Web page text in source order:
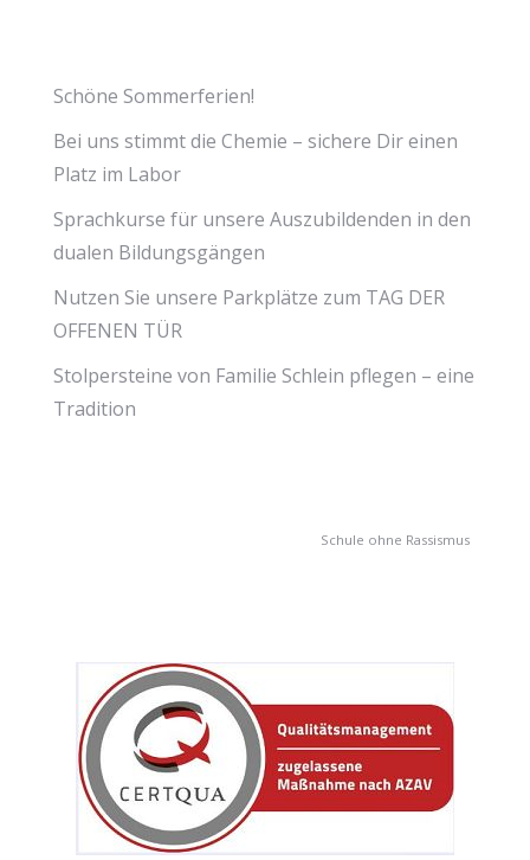
Schöne Sommerferien!
Bei uns stimmt die Chemie – sichere Dir einen
Platz im Labor
Sprachkurse für unsere Auszubildenden in den
dualen Bildungsgängen
Nutzen Sie unsere Parkplätze zum TAG DER
OFFENEN TÜR
Stolpersteine von Familie Schlein pflegen – eine
Tradition
Schule ohne Rassismus